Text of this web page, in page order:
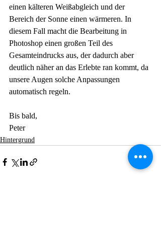
einen kälteren Weißabgleich und der
Bereich der Sonne einen wärmeren. In
diesem Fall macht die Bearbeitung in
Photoshop einen großen Teil des
Gesamteindrucks aus, der dadurch aber
deutlich näher an das Erlebte ran kommt, da
unsere Augen solche Anpassungen
automatisch regeln.
Bis bald,
Peter
Hintergrund